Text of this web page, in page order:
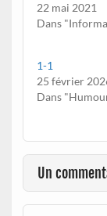
22 mai 2021
Dans
1-1
25 février
Dans
Un